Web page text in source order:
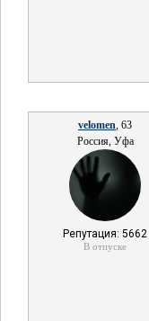
velomen, 63
Россия, Уфа
Репутация: 5662
В отпуске